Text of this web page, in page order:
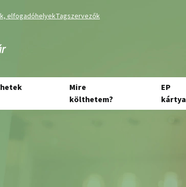
elfogadóhelyekTagszervezők
Mire
költhetem?
EP
kártya